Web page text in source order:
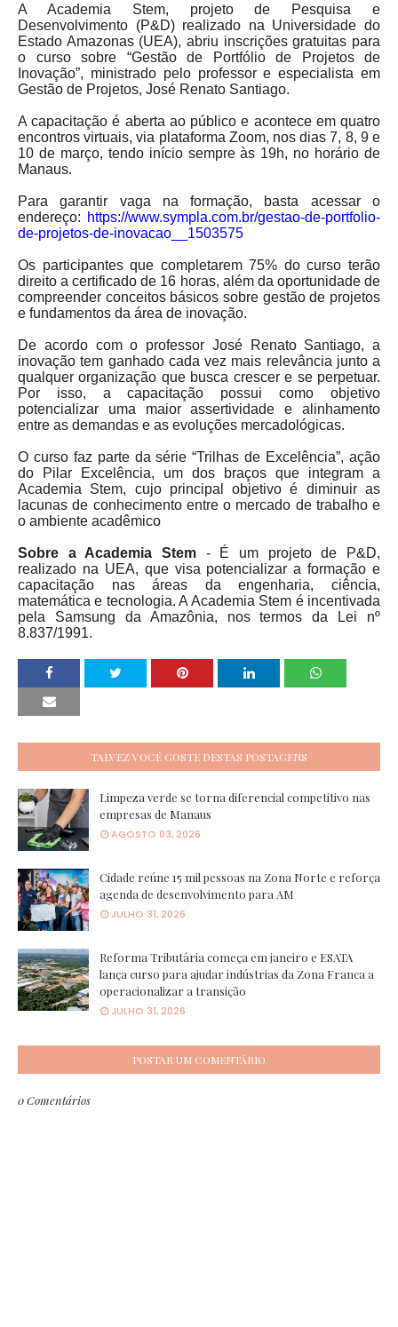
A Academia Stem, projeto de Pesquisa e
Desenvolvimento (P&D) realizado na Universidade do
Estado Amazonas (UEA), abriu inscrições gratuitas para
o curso sobre “Gestão de Portfólio de Projetos de
Inovação”, ministrado pelo professor e especialista em
Gestão de Projetos, José Renato Santiago.
A capacitação é aberta ao público e acontece em quatro
encontros virtuais, via plataforma Zoom, nos dias 7, 8, 9 e
10 de março, tendo início sempre às 19h, no horário de
Manaus.
Para garantir vaga na formação, basta acessar o
endereço: https://www.sympla.com.br/gestao-de-portfolio-
de-projetos-de-inovacao__1503575
Os participantes que completarem 75% do curso terão
direito a certificado de 16 horas, além da oportunidade de
compreender conceitos básicos sobre gestão de projetos
e fundamentos da área de inovação.
De acordo com o professor José Renato Santiago, a
inovação tem ganhado cada vez mais relevância junto a
qualquer organização que busca crescer e se perpetuar.
Por isso, a capacitação possui como objetivo
potencializar uma maior assertividade e alinhamento
entre as demandas e as evoluções mercadológicas.
O curso faz parte da série “Trilhas de Excelência”, ação
do Pilar Excelência, um dos braços que integram a
Academia Stem, cujo principal objetivo é diminuir as
lacunas de conhecimento entre o mercado de trabalho e
o ambiente acadêmico
Sobre a Academia Stem - É um projeto de P&D,
realizado na UEA, que visa potencializar a formação e
capacitação nas áreas da engenharia, ciência,
matemática e tecnologia. A Academia Stem é incentivada
pela Samsung da Amazônia, nos termos da Lei nº
8.837/1991.
TALVEZ VOCÊ GOSTE DESTAS POSTAGENS
Limpeza verde se torna diferencial competitivo nas
empresas de Manaus
AGOSTO 03, 2026
Cidade reúne 15 mil pessoas na Zona Norte e reforça
agenda de desenvolvimento para AM
JULHO 31, 2026
Reforma Tributária começa em janeiro e ESATA
lança curso para ajudar indústrias da Zona Franca a
operacionalizar a transição
JULHO 31, 2026
POSTAR UM COMENTÁRIO
0 Comentários